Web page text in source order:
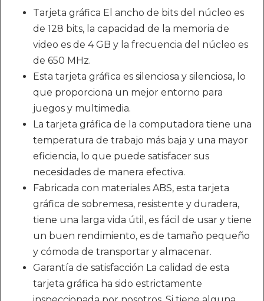
Tarjeta gráfica El ancho de bits del núcleo es
de 128 bits, la capacidad de la memoria de
video es de 4 GB y la frecuencia del núcleo es
de 650 MHz.
Esta tarjeta gráfica es silenciosa y silenciosa, lo
que proporciona un mejor entorno para
juegos y multimedia.
La tarjeta gráfica de la computadora tiene una
temperatura de trabajo más baja y una mayor
eficiencia, lo que puede satisfacer sus
necesidades de manera efectiva.
Fabricada con materiales ABS, esta tarjeta
gráfica de sobremesa, resistente y duradera,
tiene una larga vida útil, es fácil de usar y tiene
un buen rendimiento, es de tamaño pequeño
y cómoda de transportar y almacenar.
Garantía de satisfacción La calidad de esta
tarjeta gráfica ha sido estrictamente